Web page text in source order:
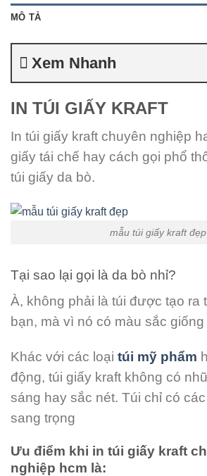
MÔ TẢ
Xem Nhanh
IN TÚI GIẤY KRAFT
In túi giấy kraft chuyên nghiệp
giấy tái chế hay cách gọi phổ
túi giấy da bò.
mẫu túi giấy kraft đẹp
Tại sao lại gọi là da bò nhỉ?
À, không phải là túi được tạo ra
bạn, mà vì nó có màu sắc
Khác với các loại túi mỹ phẩm
động, túi giấy kraft không có
sáng hay sắc nét. Túi chỉ có
sang trọng
Ưu điểm khi in túi giấy kraft
nghiệp hcm là: